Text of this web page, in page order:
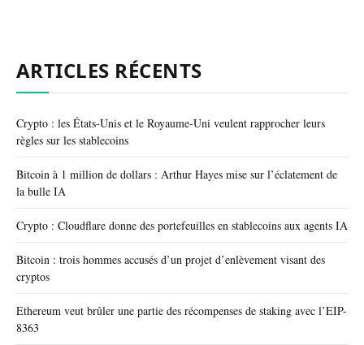
ARTICLES RÉCENTS
Crypto : les États-Unis et le Royaume-Uni veulent rapprocher leurs
règles sur les stablecoins
Bitcoin à 1 million de dollars : Arthur Hayes mise sur l’éclatement de
la bulle IA
Crypto : Cloudflare donne des portefeuilles en stablecoins aux agents IA
Bitcoin : trois hommes accusés d’un projet d’enlèvement visant des
cryptos
Ethereum veut brûler une partie des récompenses de staking avec l’EIP-
8363